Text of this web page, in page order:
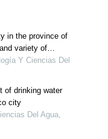
in the province of
variety of
Y Ciencias Del
of drinking water
city
Del Agua,